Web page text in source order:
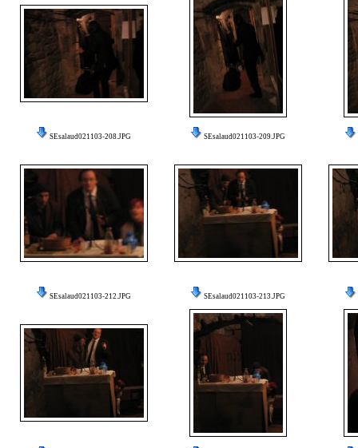
SEsalaud021103-208.JPG SEsalaud021103-209.JPG
SEsalaud021103-212.JPG SEsalaud021103-213.JPG